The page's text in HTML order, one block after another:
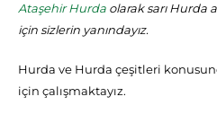
Ataşehir Hurda olarak sarı Hurda
için sizlerin yanındayız.
Hurda ve Hurda çeşitleri
için çalışmaktayız.